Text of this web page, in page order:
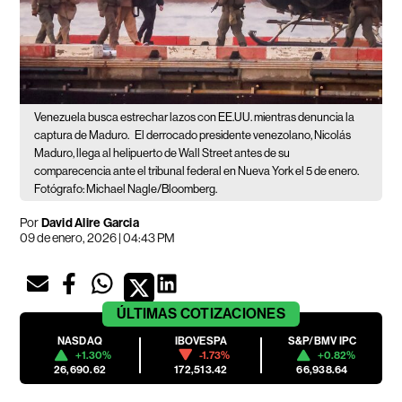
Venezuela busca estrechar lazos con EE.UU. mientras denuncia la
captura de Maduro. El derrocado presidente venezolano, Nicolás
Maduro, llega al helipuerto de Wall Street antes de su
comparecencia ante el tribunal federal en Nueva York el 5 de enero.
Fotógrafo: Michael Nagle/Bloomberg.
PorDavid Alire Garcia
09 de enero, 2026 | 04:43 PM
ÚLTIMAS COTIZACIONES
NASDAQ
+1.30%
26,690.62
IBOVESPA
-1.73%
172,513.42
S&P/BMV IPC
+0.82%
66,938.64